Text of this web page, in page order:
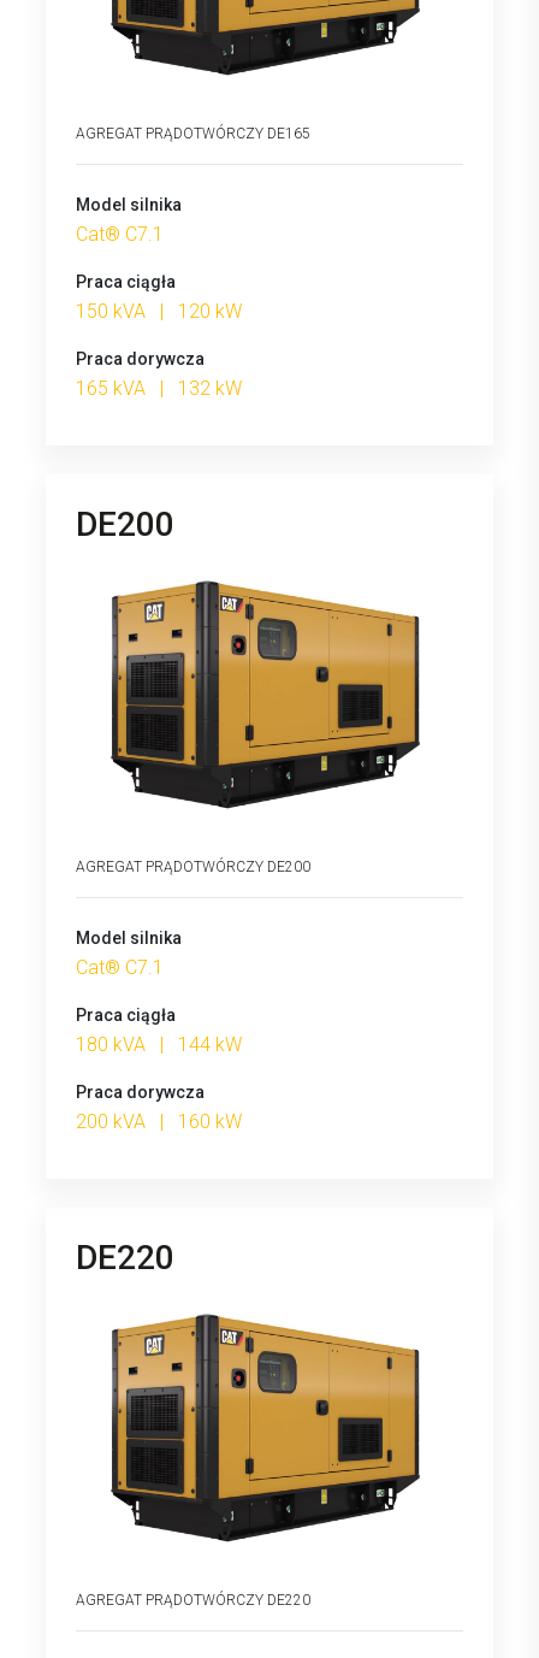
AGREGAT PRĄDOTWÓRCZY DE165
Model silnika
Cat® C7.1
Praca ciągła
150 kVA | 120 kW
Praca dorywcza
165 kVA | 132 kW
DE200
AGREGAT PRĄDOTWÓRCZY DE200
Model silnika
Cat® C7.1
Praca ciągła
180 kVA | 144 kW
Praca dorywcza
200 kVA | 160 kW
DE220
AGREGAT PRĄDOTWÓRCZY DE220